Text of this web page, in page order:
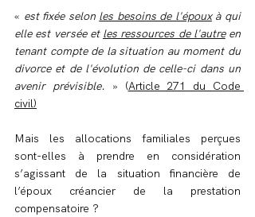
« est fixée selon les besoins de l'époux à qui
elle est versée et les ressources de l'autre en
tenant compte de la situation au moment du
divorce et de l'évolution de celle-ci dans un
avenir prévisible. » (Article 271 du Code
civil)
Mais les allocations familiales perçues
sont-elles à prendre en considération
s’agissant de la situation financière de
l’époux créancier de la prestation
compensatoire ?